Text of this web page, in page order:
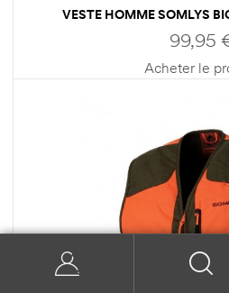
VESTE HOMME SOMLYS
99,95
Acheter le